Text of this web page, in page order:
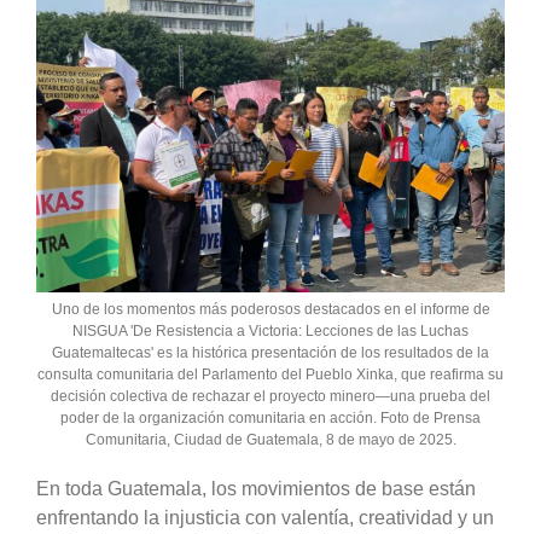
Uno de los momentos más poderosos destacados en el informe de
NISGUA 'De Resistencia a Victoria: Lecciones de las Luchas
Guatemaltecas' es la histórica presentación de los resultados de la
consulta comunitaria del Parlamento del Pueblo Xinka, que reafirma su
decisión colectiva de rechazar el proyecto minero—una prueba del
poder de la organización comunitaria en acción. Foto de Prensa
Comunitaria, Ciudad de Guatemala, 8 de mayo de 2025.
En toda Guatemala, los movimientos de base están
enfrentando la injusticia con valentía, creatividad y un